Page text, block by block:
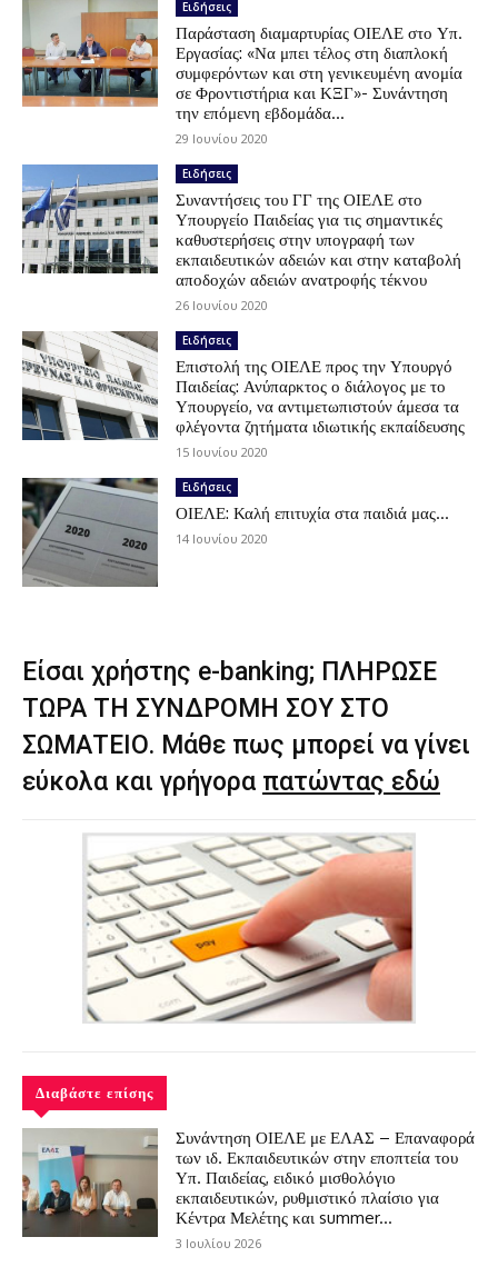
Ειδήσεις
Παράσταση διαμαρτυρίας ΟΙΕΛΕ στο Υπ.
Εργασίας: «Να μπει τέλος στη διαπλοκή
συμφερόντων και στη γενικευμένη ανομία
σε Φροντιστήρια και ΚΞΓ»- Συνάντηση
την επόμενη εβδομάδα...
29 Ιουνίου 2020
Ειδήσεις
Συναντήσεις του ΓΓ της ΟΙΕΛΕ στο
Υπουργείο Παιδείας για τις σημαντικές
καθυστερήσεις στην υπογραφή των
εκπαιδευτικών αδειών και στην καταβολή
αποδοχών αδειών ανατροφής τέκνου
26 Ιουνίου 2020
Ειδήσεις
Επιστολή της ΟΙΕΛΕ προς την Υπουργό
Παιδείας: Ανύπαρκτος ο διάλογος με το
Υπουργείο, να αντιμετωπιστούν άμεσα τα
φλέγοντα ζητήματα ιδιωτικής εκπαίδευσης
15 Ιουνίου 2020
Ειδήσεις
ΟΙΕΛΕ: Καλή επιτυχία στα παιδιά μας…
14 Ιουνίου 2020
Είσαι χρήστης e-banking; ΠΛΗΡΩΣΕ
ΤΩΡΑ ΤΗ ΣΥΝΔΡΟΜΗ ΣΟΥ ΣΤΟ
ΣΩΜΑΤΕΙΟ. Μάθε πως μπορεί να γίνει
εύκολα και γρήγορα πατώντας εδώ
Διαβάστε επίσης
Συνάντηση ΟΙΕΛΕ με ΕΛΑΣ – Επαναφορά
των ιδ. Εκπαιδευτικών στην εποπτεία του
Υπ. Παιδείας, ειδικό μισθολόγιο
εκπαιδευτικών, ρυθμιστικό πλαίσιο για
Κέντρα Μελέτης και summer...
3 Ιουλίου 2026